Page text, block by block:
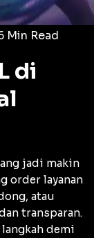
Min Read
di
jadi makin
order layanan
atau
transparan.
demi